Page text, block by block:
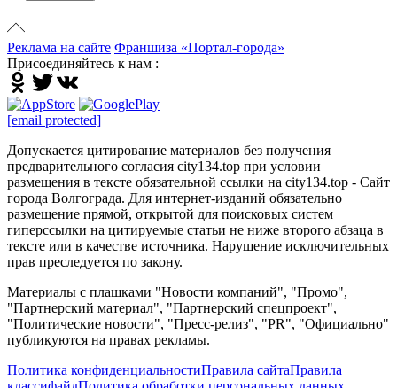
Реклама на сайте Франшиза «Портал-города»
Присоединяйтесь к нам :
[email protected]
Допускается цитирование материалов без получения
предварительного согласия city134.top при условии
размещения в тексте обязательной ссылки на city134.top - Сайт
города Волгограда. Для интернет-изданий обязательно
размещение прямой, открытой для поисковых систем
гиперссылки на цитируемые статьи не ниже второго абзаца в
тексте или в качестве источника. Нарушение исключительных
прав преследуется по закону.
Материалы с плашками "Новости компаний", "Промо",
"Партнерский материал", "Партнерский спецпроект",
"Политические новости", "Пресс-релиз", "PR", "Официально"
публикуются на правах рекламы.
Политика конфиденциальностиПравила сайтаПравила